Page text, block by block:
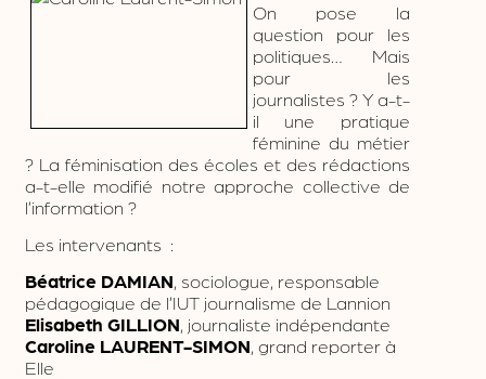
On pose la
question pour les
politiques… Mais
pour les
journalistes ? Y a-t-
il une pratique
féminine du métier
? La féminisation des écoles et des rédactions
a-t-elle modifié notre approche collective de
l’information ?
Les intervenants :
Béatrice DAMIAN , sociologue, responsable
pédagogique de l’IUT journalisme de Lannion
Elisabeth GILLION , journaliste indépendante
Caroline LAURENT-SIMON , grand reporter à
Elle